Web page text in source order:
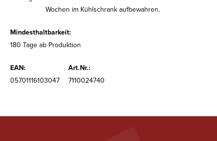
Wochen im Kühlschrank aufbewahren.
Mindesthaltbarkeit:
180 Tage ab Produktion
EAN:
Art.Nr.:
05701116103047
7110024740